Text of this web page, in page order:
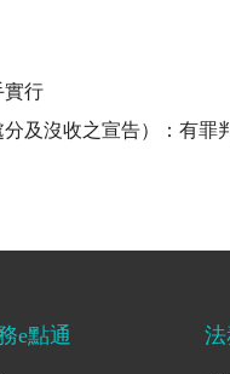
實行
及沒收之宣告）：有罪
e點通